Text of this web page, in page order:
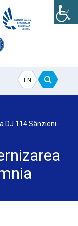
EN
DJ 114 Sânzieni-